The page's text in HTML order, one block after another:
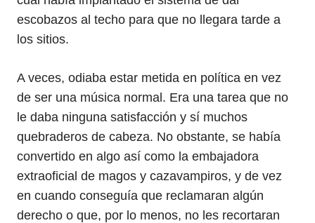
escobazos al techo para que no llegara tarde a
los sitios.
A veces, odiaba estar metida en política en vez
de ser una música normal. Era una tarea que no
le daba ninguna satisfacción y sí muchos
quebraderos de cabeza. No obstante, se había
convertido en algo así como la embajadora
extraoficial de magos y cazavampiros, y de vez
en cuando conseguía que reclamaran algún
derecho o que, por lo menos, no les recortaran